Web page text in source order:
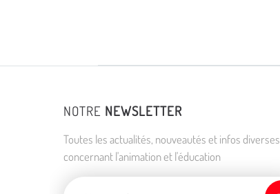
NOTRE NEWSLETTER
Toutes les actualités, nouveautés et infos diverses
concernant l'animation et l'éducation